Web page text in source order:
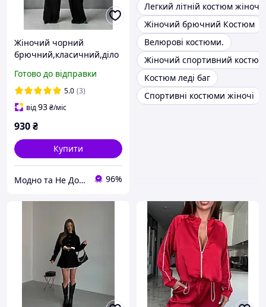
Жіночий чорний
брючний,класичний,діло
палаццо+кроп-жакет з
плічками).Оверсайз
костюм
Готово до відправки
5.0 (3)
від93₴/міс
930₴
Купити
Модно та Не Дорого 96%
Легкий літній костюм
Жіночий брючний Костюм
Велюрові костюми.
Жіночий спортивний костюм
Костюм леді баг
Спортивні костюми жіночі